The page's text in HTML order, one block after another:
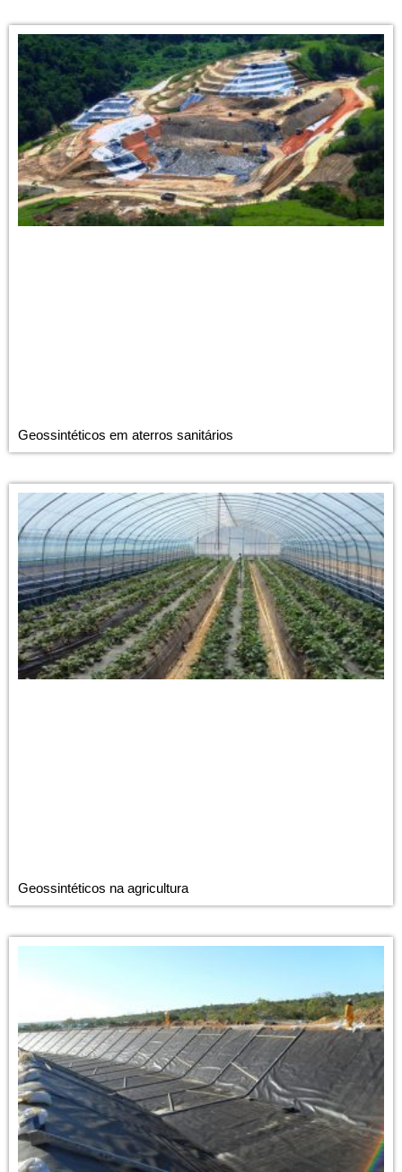
Geossintéticos em aterros sanitários
Geossintéticos na agricultura